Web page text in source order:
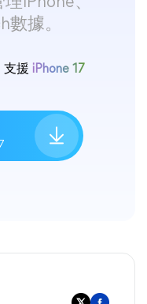
數據。
支援 iPhone 17